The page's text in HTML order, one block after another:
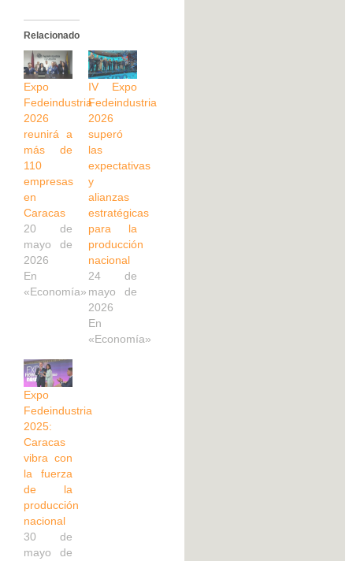
Relacionado
Expo
Fedeindustria
2026
reunirá a
más de
110
empresas
en
Caracas
20 de
mayo de
2026
En
«Economía»
IV Expo
Fedeindustria
2026
superó
las
expectativas
y
alianzas
estratégicas
para la
producción
nacional
24 de
mayo de
2026
En
«Economía»
Expo
Fedeindustria
2025:
Caracas
vibra con
la fuerza
de la
producción
nacional
30 de
mayo de